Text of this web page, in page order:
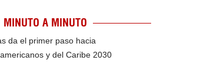
MINUTO A MINUTO
da el primer paso hacia
y del Caribe 2030